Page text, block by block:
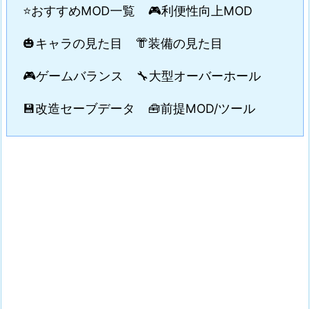
⭐おすすめMOD一覧 🎮利便性向上MOD
🎃キャラの見た目 👘装備の見た目
🎮ゲームバランス 🔧大型オーバーホール
💾改造セーブデータ 🧰前提MOD/ツール